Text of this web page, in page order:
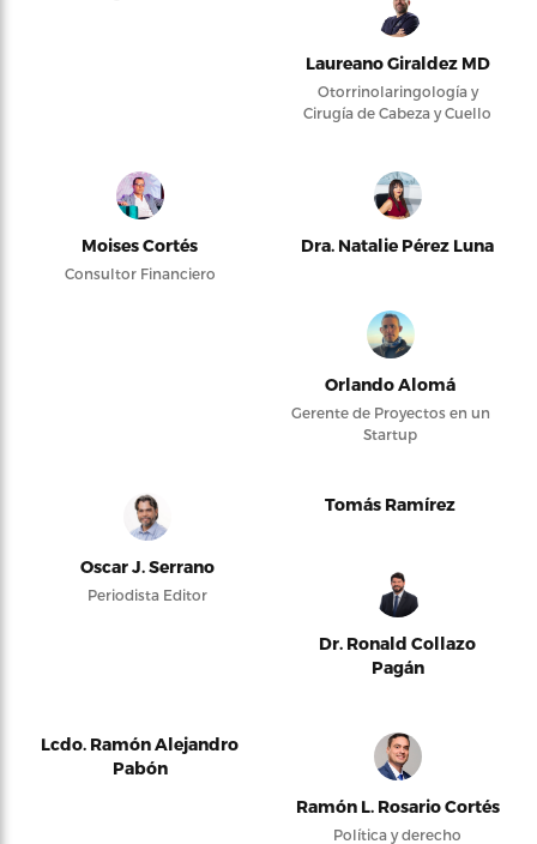
Laureano Giraldez MD
Otorrinolaringología y
Cirugía de Cabeza y Cuello
Moises Cortés
Consultor Financiero
Dra. Natalie Pérez Luna
Orlando Alomá
Gerente de Proyectos en un
Startup
Oscar J. Serrano
Periodista Editor
Tomás Ramírez
Dr. Ronald Collazo
Pagán
Lcdo. Ramón Alejandro
Pabón
Ramón L. Rosario Cortés
Política y derecho